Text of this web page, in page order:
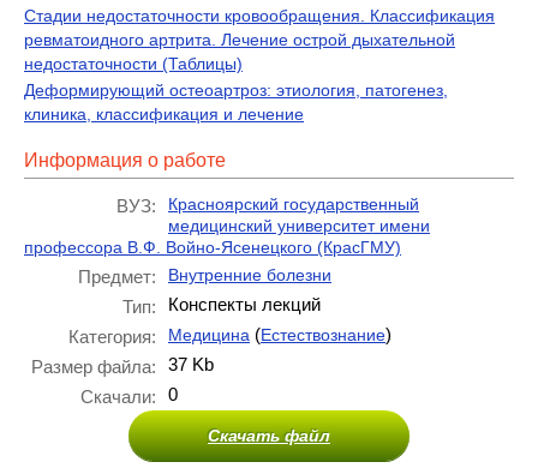
Стадии недостаточности кровообращения. Классификация
ревматоидного артрита. Лечение острой дыхательной
недостаточности (Таблицы)
Деформирующий остеоартроз: этиология, патогенез,
клиника, классификация и лечение
Информация о работе
ВУЗ:
Красноярский государственный
медицинский университет имени
профессора В.Ф. Войно-Ясенецкого (КрасГМУ)
Предмет: Внутренние болезни
Тип:
Конспекты лекций
Категория:
Медицина (Естествознание)
Размер файла:
37 Kb
Скачали:
0
Скачать файл